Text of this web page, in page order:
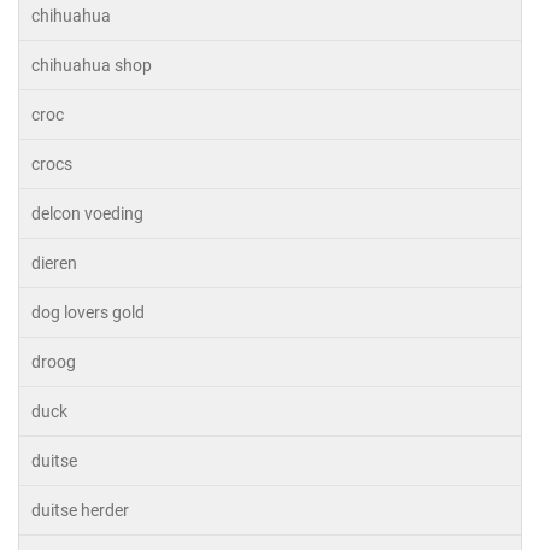
chihuahua
chihuahua shop
croc
crocs
delcon voeding
dieren
dog lovers gold
droog
duck
duitse
duitse herder